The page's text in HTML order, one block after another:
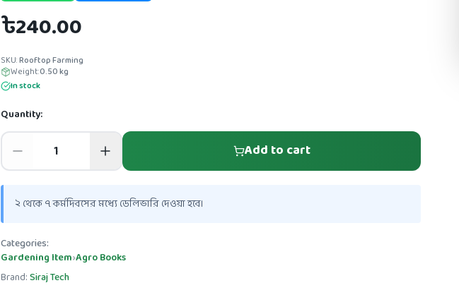
৳240.00
SKU:Rooftop Farming
Weight:0.50kg
In stock
Quantity:
Add to cart
২ থেকে ৭ কর্মদিবসের মধ্যে ডেলিভারি দেওয়া হবে।
Categories:
Gardening Item›Agro Books
Brand:Siraj Tech